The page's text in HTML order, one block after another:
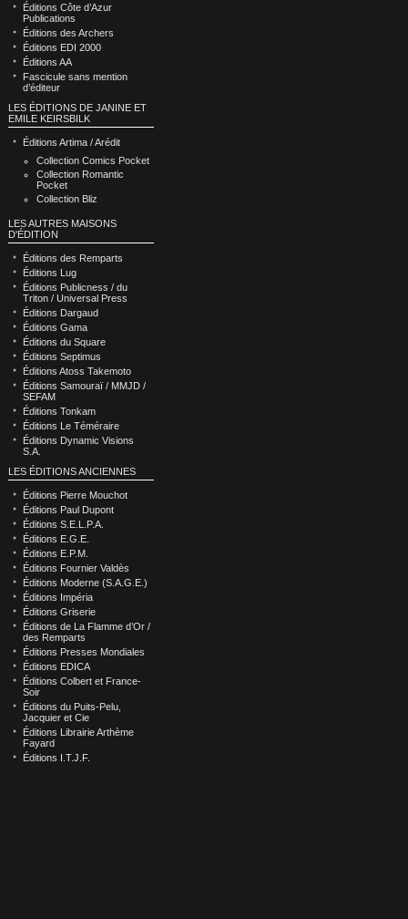
Éditions Côte d’Azur
Publications
Éditions des Archers
Éditions EDI 2000
Éditions AA
Fascicule sans mention
d’éditeur
LES ÉDITIONS DE JANINE ET
EMILE KEIRSBILK
Éditions Artima / Arédit
Collection Comics Pocket
Collection Romantic
Pocket
Collection Bliz
LES AUTRES MAISONS
D'ÉDITION
Éditions des Remparts
Éditions Lug
Éditions Publicness / du
Triton / Universal Press
Éditions Dargaud
Éditions Gama
Éditions du Square
Éditions Septimus
Éditions Atoss Takemoto
Éditions Samouraï / MMJD /
SEFAM
Éditions Tonkam
Éditions Le Téméraire
Éditions Dynamic Visions
S.A.
LES ÉDITIONS ANCIENNES
Éditions Pierre Mouchot
Éditions Paul Dupont
Éditions S.E.L.P.A.
Éditions E.G.E.
Éditions E.P.M.
Éditions Fournier Valdès
Éditions Moderne (S.A.G.E.)
Éditions Impéria
Éditions Griserie
Éditions de La Flamme d’Or /
des Remparts
Éditions Presses Mondiales
Éditions EDICA
Éditions Colbert et France-
Soir
Éditions du Puits-Pelu,
Jacquier et Cie
Éditions Librairie Arthème
Fayard
Éditions I.T.J.F.